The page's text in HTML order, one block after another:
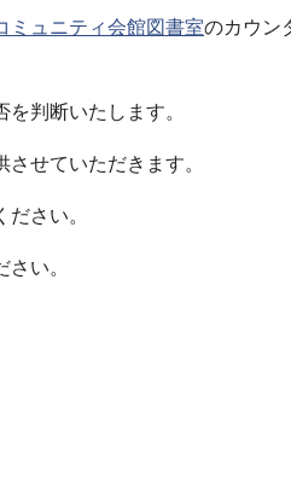
ミュニティ会館図書室のカウン
判断いたします。
せていただきます。
さい。
い。